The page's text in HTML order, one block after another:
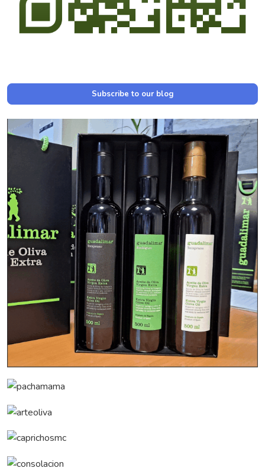
Subscribe to our blog